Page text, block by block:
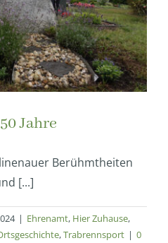
Jahre
Berühmtheiten
[...]
| Ehrenamt, Hier Zuhause,
,Trabrennsport | 0